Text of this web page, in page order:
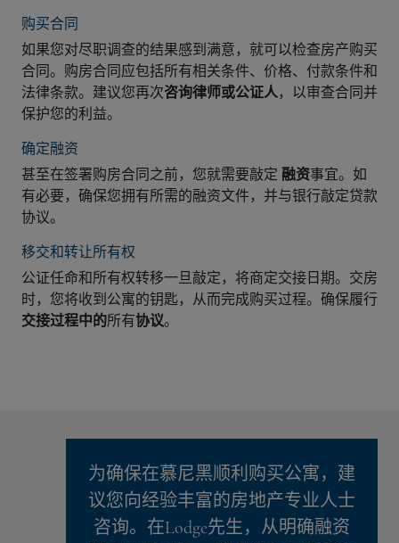
购买合同
如果您对尽职调查的结果感到满意，就可以检查房产购买
合同。购房合同应包括所有相关条件、价格、付款条件和
法律条款。建议您再次咨询律师或公证人，以审查合同并
保护您的利益。
确定融资
甚至在签署购房合同之前，您就需要敲定 融资事宜。如
有必要，确保您拥有所需的融资文件，并与银行敲定贷款
协议。
移交和转让所有权
公证任命和所有权转移一旦敲定，将商定交接日期。交房
时，您将收到公寓的钥匙，从而完成购买过程。确保履行
交接过程中的所有协议。
为确保在慕尼黑顺利购买公寓，建
议您向经验丰富的房地产专业人士
咨询。在Lodge先生，从明确融资